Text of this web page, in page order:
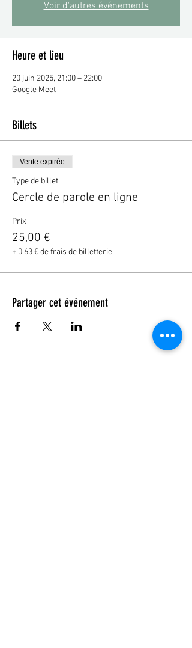
Voir d'autres événements
Heure et lieu
20 juin 2025, 21:00 – 22:00
Google Meet
Billets
Vente expirée
Type de billet
Cercle de parole en ligne
Prix
25,00 €
+ 0,63 € de frais de billetterie
Partager cet événement